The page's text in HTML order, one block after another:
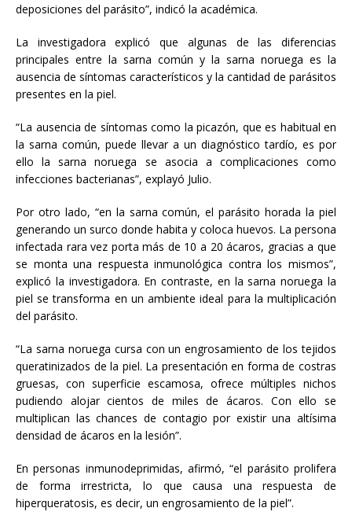
deposiciones del parásito”, indicó la académica.
La investigadora explicó que algunas de las diferencias
principales entre la sarna común y la sarna noruega es la
ausencia de síntomas característicos y la cantidad de parásitos
presentes en la piel.
“La ausencia de síntomas como la picazón, que es habitual en
la sarna común, puede llevar a un diagnóstico tardío, es por
ello la sarna noruega se asocia a complicaciones como
infecciones bacterianas”, explayó Julio.
Por otro lado, “en la sarna común, el parásito horada la piel
generando un surco donde habita y coloca huevos. La persona
infectada rara vez porta más de 10 a 20 ácaros, gracias a que
se monta una respuesta inmunológica contra los mismos”,
explicó la investigadora. En contraste, en la sarna noruega la
piel se transforma en un ambiente ideal para la multiplicación
del parásito.
“La sarna noruega cursa con un engrosamiento de los tejidos
queratinizados de la piel. La presentación en forma de costras
gruesas, con superficie escamosa, ofrece múltiples nichos
pudiendo alojar cientos de miles de ácaros. Con ello se
multiplican las chances de contagio por existir una altísima
densidad de ácaros en la lesión”.
En personas inmunodeprimidas, afirmó, “el parásito prolifera
de forma irrestricta, lo que causa una respuesta de
hiperqueratosis, es decir, un engrosamiento de la piel”.